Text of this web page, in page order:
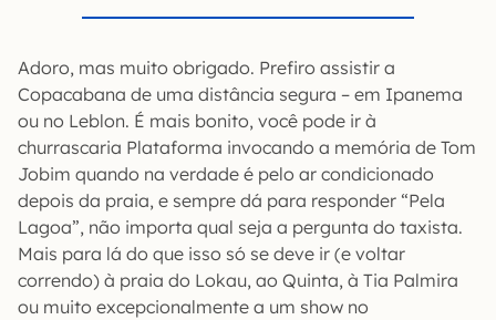
Adoro, mas muito obrigado. Prefiro assistir a
Copacabana de uma distância segura – em Ipanema
ou no Leblon. É mais bonito, você pode ir à
churrascaria Plataforma invocando a memória de Tom
Jobim quando na verdade é pelo ar condicionado
depois da praia, e sempre dá para responder “Pela
Lagoa”, não importa qual seja a pergunta do taxista.
Mais para lá do que isso só se deve ir (e voltar
correndo) à praia do Lokau, ao Quinta, à Tia Palmira
ou muito excepcionalmente a um show no